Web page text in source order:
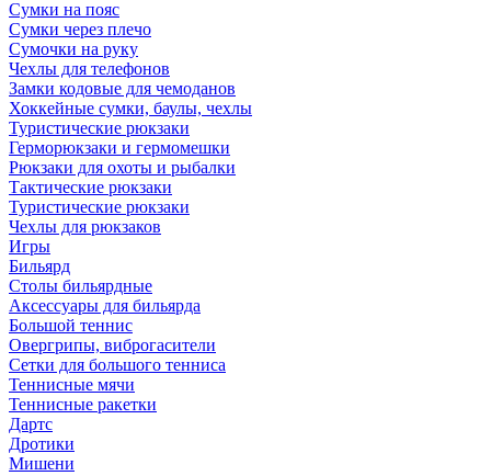
Сумки на пояс
Сумки через плечо
Сумочки на руку
Чехлы для телефонов
Замки кодовые для чемоданов
Хоккейные сумки, баулы, чехлы
Туристические рюкзаки
Герморюкзаки и гермомешки
Рюкзаки для охоты и рыбалки
Тактические рюкзаки
Туристические рюкзаки
Чехлы для рюкзаков
Игры
Бильярд
Столы бильярдные
Аксессуары для бильярда
Большой теннис
Овергрипы, виброгасители
Сетки для большого тенниса
Теннисные мячи
Теннисные ракетки
Дартс
Дротики
Мишени